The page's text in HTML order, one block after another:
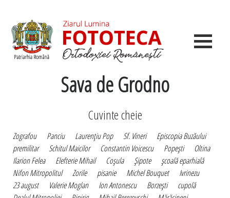
Sava de Grodno
Cuvinte cheie
Zografou Panciu Laurenţiu Pop Sf. Vineri
Episcopia Buzăului
premilitar
Schitul Maicilor Constantin Voicescu Popeşti
Oltina
Ilarion Felea
Elefterie Mihail Coşula Şipote
şcoală eparhială
Nifon Mitropolitul
Zorile pisanie Michel Bouquet
Ivrinezu
23 august
Valerie Moglan Ion Antonescu Borzeşti
cupolă